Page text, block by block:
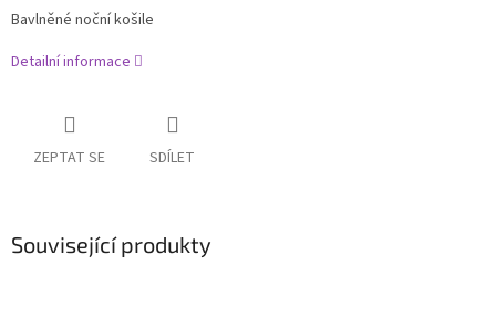
Bavlněné noční košile
Detailní informace
ZEPTAT SE SDÍLET
Související produkty